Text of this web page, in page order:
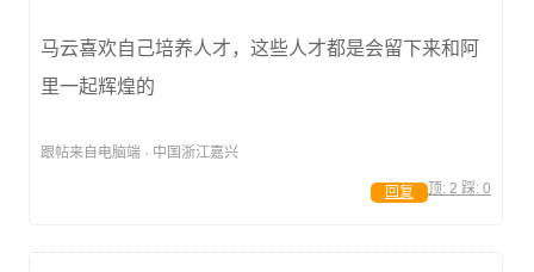
马云喜欢自己培养人才，这些人才都是会留下来和阿
里一起辉煌的
跟帖来自电脑端 · 中国浙江嘉兴
顶: 2 踩: 0
回复